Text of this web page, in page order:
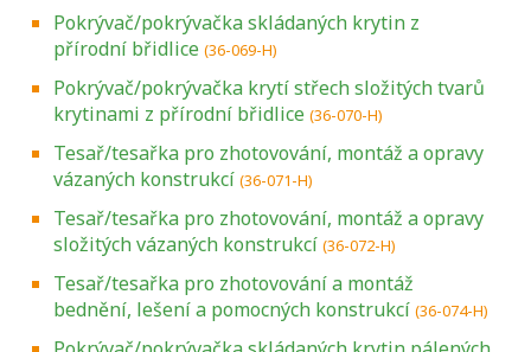
Pokrývač/pokrývačka skládaných krytin z
přírodní břidlice (36-069-H)
Pokrývač/pokrývačka krytí střech složitých tvarů
krytinami z přírodní břidlice (36-070-H)
Tesař/tesařka pro zhotovování, montáž a opravy
vázaných konstrukcí (36-071-H)
Tesař/tesařka pro zhotovování, montáž a opravy
složitých vázaných konstrukcí (36-072-H)
Tesař/tesařka pro zhotovování a montáž
bednění, lešení a pomocných konstrukcí (36-074-H)